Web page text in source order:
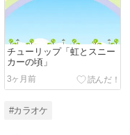
チューリップ「虹とスニー
カーの頃」
3ヶ月前
#カラオケ